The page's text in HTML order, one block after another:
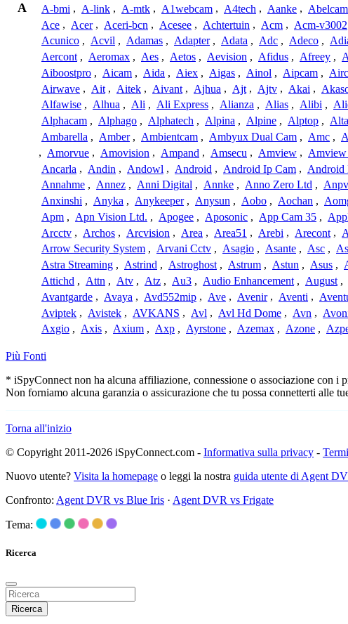
A A-bmi , A-link , A-mtk , A1webcam , A4tech , Aanke , Abelcam
Ace , Acer , Aceri-bcn , Acesee , Achtertuin , Acm , Acm-v3002
Acunico , Acvil , Adamas , Adapter , Adata , Adc , Adeco ,
Aercont , Aeromax , Aes , Aetos , Aevision , Afidus , Afreey ,
Aiboostpro , Aicam , Aida , Aiex , Aigas , Ainol , Aipcam ,
Airwave , Ait , Aitek , Aivant , Ajhua , Ajt , Ajtv , Akai ,
Alfawise , Alhua , Ali , Ali Express , Alianza , Alias , Alibi ,
Alphacam , Alphago , Alphatech , Alpina , Alpine , Alptop ,
Ambarella , Amber , Ambientcam , Ambyux Dual Cam , Amc ,
, Amorvue , Amovision , Ampand , Amsecu , Amview ,
Ancarla , Andin , Andowl , Android , Android Ip Cam , Android
Annahme , Annez , Anni Digital , Annke , Anno Zero Ltd ,
Anxinshi , Anyka , Anykeeper , Anysun , Aobo , Aochan ,
Apm , Apn Vision Ltd. , Apogee , Aposonic , App Cam 35 ,
Arcctv , Archos , Arcvision , Area , Area51 , Arebi , Arecont ,
Arrow Security System , Arvani Cctv , Asagio , Asante , Asc ,
Astra Streaming , Astrind , Astroghost , Astrum , Astun , Asus ,
Attichd , Attn , Atv , Atz , Au3 , Audio Enhancement , August ,
Avantgarde , Avaya , Avd552mip , Ave , Avenir , Aventi ,
Aviptek , Avistek , AVKANS , Avl , Avl Hd Dome , Avn ,
Axgio , Axis , Axium , Axp , Ayrstone , Azemax , Azone ,
Più Fonti
* iSpyConnect non ha alcuna affiliazione, connessione o associazione con
Non forniamo alcuna garanzia o assicurazione che tu possa connetterti alle
Torna all'inizio
© Copyright 2011-2026 iSpyConnect.com - Informativa sulla privacy -
Nuovo utente? Visita la homepage o leggi la nostra guida utente di Agent
Confronto: Agent DVR vs Blue Iris · Agent DVR vs Frigate
Tema:
Ricerca
Ricerca